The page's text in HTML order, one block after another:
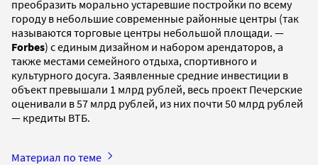
преобразить морально устаревшие постройки по всему
городу в небольшие современные районные центры (так
называются торговые центры небольшой площади. —
Forbes) с единым дизайном и набором арендаторов, а
также местами семейного отдыха, спортивного и
культурного досуга. Заявленные средние инвестиции в
объект превышали 1 млрд рублей, весь проект Печерские
оценивали в 57 млрд рублей, из них почти 50 млрд рублей
— кредиты ВТБ.
Материал по теме